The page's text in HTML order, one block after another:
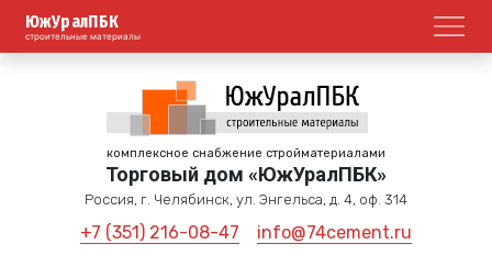
ЮжУралПБК
строительные материалы
комплексное снабжение стройматериалами
Торговый дом «ЮжУралПБК»
Россия, г. Челябинск, ул. Энгельса, д. 4, оф. 314
+7 (351) 216-08-47 info@74cement.ru